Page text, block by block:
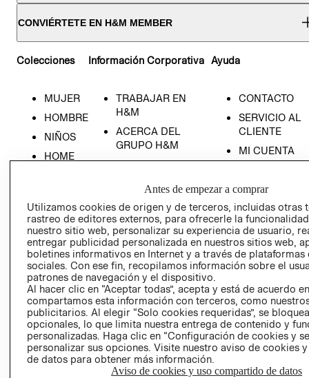
CONVIÉRTETE EN H&M MEMBER
Colecciones
MUJER
HOMBRE
NIÑOS
HOME
Información Corporativa
TRABAJAR EN
H&M
ACERCA DEL
GRUPO H&M
RESPONSABILIDAD
RELACIÓN CON
INVERSIONISTAS
POLÍTICA
EMPRESARIAL
Ayuda
CONTACTO
SERVICIO AL
CLIENTE
MI CUENTA
- RETIRO EN
TIENDA
TÉRMINOS Y
CONDICIONES
AVISO DE
PRIVACIDAD
GIFT CARD
AVISO DE
COOKIES
Antes de empezar a comprar
Utilizamos cookies de origen y de terceros, incluidas otras
rastreo de editores externos, para ofrecerle la
nuestro sitio web, personalizar su experiencia de usuario,
entregar publicidad personalizada en nuestros sitios web,
boletines informativos en Internet y a través de plataformas
sociales. Con ese fin, recopilamos información sobre el
patrones de navegación y el dispositivo.
Al hacer clic en “Aceptar todas”, acepta y está de acuerdo
compartamos esta información con terceros, como
publicitarios. Al elegir “Solo cookies requeridas”, se
opcionales, lo que limita nuestra entrega de contenido y
personalizadas. Haga clic en “Configuración de cookies y
personalizar sus opciones. Visite nuestro aviso de cookies
de datos para obtener más información.
Aviso de cookies y uso compartido de datos